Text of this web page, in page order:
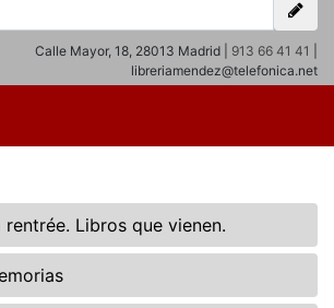
Calle Mayor, 18, 28013 Madrid | 913 66 41 41
libreriamendez@telefonica.net
rentrée. Libros que vienen.